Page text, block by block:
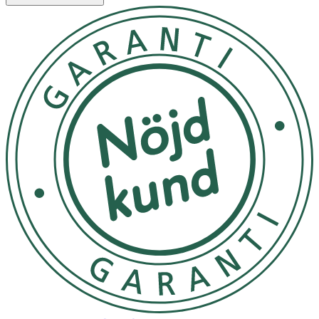
motverka orenheter och verka lugnande. Serumet
innehåller dessutom många olika aminosyror, som bidrar
till en frisk och återfuktad hud.
Användning
- Använd 1–2 gånger varje dag i samband med rengöring
av ansiktet. Massera in ett par droppar serum på ren och
torr hud.
- Följ upp med en fuktgivande ansiktskräm. Det är viktigt
att serumet används före krämen så att det kan tränga
ner och verka aktivt i huden.
Innehåll
Aqua/Water,PEG-40 Hydrogenated Castor
Oil,Panthenol,Polysorbate
60,Glycerin,Niacinamide,Propanediol,Betaine,Melaleuca
Alternifolia (Tea Tree) Leaf Oil,Sodium
Benzoate,Potassium Sorbate,Xanthan Gum,Sodium